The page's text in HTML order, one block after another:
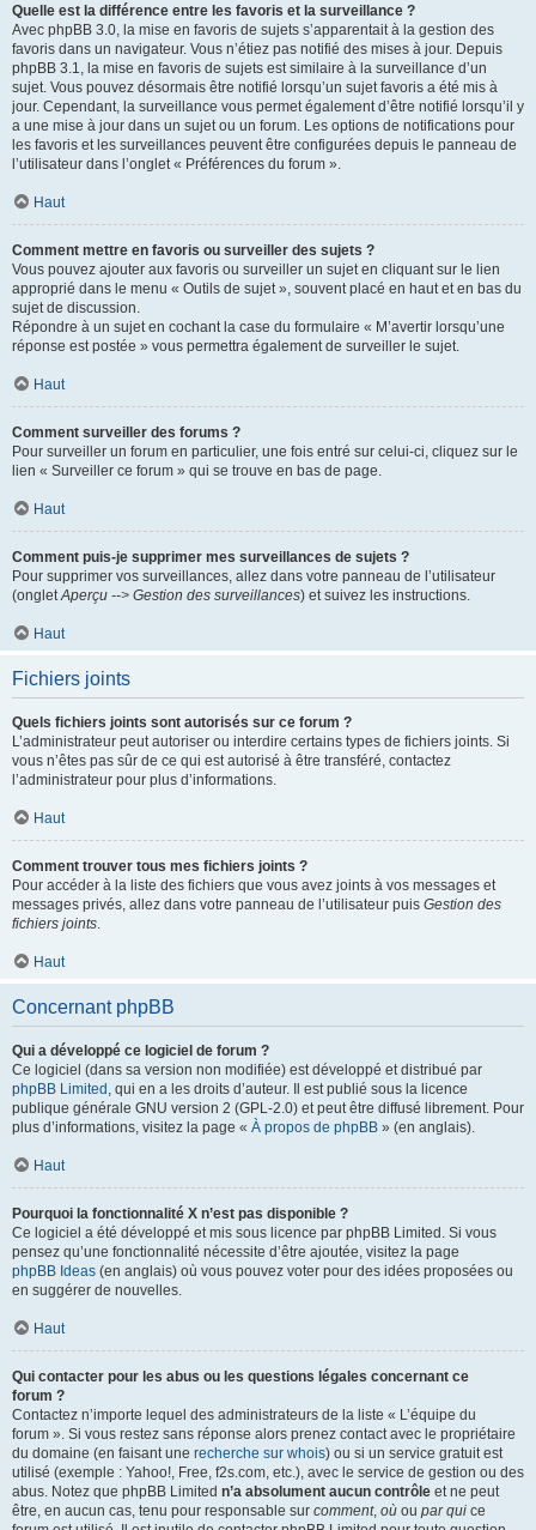
Quelle est la différence entre les favoris et la surveillance ?
Avec phpBB 3.0, la mise en favoris de sujets s’apparentait à la gestion des
favoris dans un navigateur. Vous n’étiez pas notifié des mises à jour. Depuis
phpBB 3.1, la mise en favoris de sujets est similaire à la surveillance d’un
sujet. Vous pouvez désormais être notifié lorsqu’un sujet favoris a été mis à
jour. Cependant, la surveillance vous permet également d’être notifié lorsqu’il y
a une mise à jour dans un sujet ou un forum. Les options de notifications pour
les favoris et les surveillances peuvent être configurées depuis le panneau de
l’utilisateur dans l’onglet « Préférences du forum ».
Haut
Comment mettre en favoris ou surveiller des sujets ?
Vous pouvez ajouter aux favoris ou surveiller un sujet en cliquant sur le lien
approprié dans le menu « Outils de sujet », souvent placé en haut et en bas du
sujet de discussion.
Répondre à un sujet en cochant la case du formulaire « M’avertir lorsqu’une
réponse est postée » vous permettra également de surveiller le sujet.
Haut
Comment surveiller des forums ?
Pour surveiller un forum en particulier, une fois entré sur celui-ci, cliquez sur le
lien « Surveiller ce forum » qui se trouve en bas de page.
Haut
Comment puis-je supprimer mes surveillances de sujets ?
Pour supprimer vos surveillances, allez dans votre panneau de l’utilisateur
(ongletAperçu --> Gestion des surveillances) et suivez les instructions.
Haut
Fichiers joints
Quels fichiers joints sont autorisés sur ce forum ?
L’administrateur peut autoriser ou interdire certains types de fichiers joints. Si
vous n’êtes pas sûr de ce qui est autorisé à être transféré, contactez
l’administrateur pour plus d’informations.
Haut
Comment trouver tous mes fichiers joints ?
Pour accéder à la liste des fichiers que vous avez joints à vos messages et
messages privés, allez dans votre panneau de l’utilisateur puis Gestion des
fichiers joints.
Haut
Concernant phpBB
Qui a développé ce logiciel de forum ?
Ce logiciel (dans sa version non modifiée) est développé et distribué par
phpBB Limited , qui en a les droits d’auteur. Il est publié sous la licence
publique générale GNU version 2 (GPL-2.0) et peut être diffusé librement. Pour
plus d’informations, visitez la page « À propos de phpBB » (en anglais).
Haut
Pourquoi la fonctionnalité X n’est pas disponible ?
Ce logiciel a été développé et mis sous licence par phpBB Limited. Si vous
pensez qu’une fonctionnalité nécessite d’être ajoutée, visitez la page
phpBB Ideas (en anglais) où vous pouvez voter pour des idées proposées ou
en suggérer de nouvelles.
Haut
Qui contacter pour les abus ou les questions légales concernant ce
forum ?
Contactez n’importe lequel des administrateurs de la liste « L’équipe du
forum ». Si vous restez sans réponse alors prenez contact avec le propriétaire
du domaine (en faisant une recherche sur whois) ou si un service gratuit est
utilisé (exemple : Yahoo!, Free, f2s.com, etc.), avec le service de gestion ou des
abus. Notez que phpBB Limited n’a absolument aucun contrôle et ne peut
être, en aucun cas, tenu pour responsable sur comment, où ou par qui ce